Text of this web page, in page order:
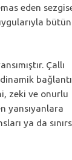
eden
Çallı
zeki ve onurlu
yansıyanlara
ya da